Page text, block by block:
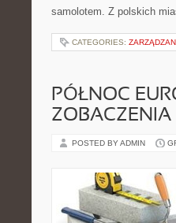
samolotem. Z polskich
CATEGORIES:
PÓŁNOC
ZOBACZENIA
POSTED BY ADMIN